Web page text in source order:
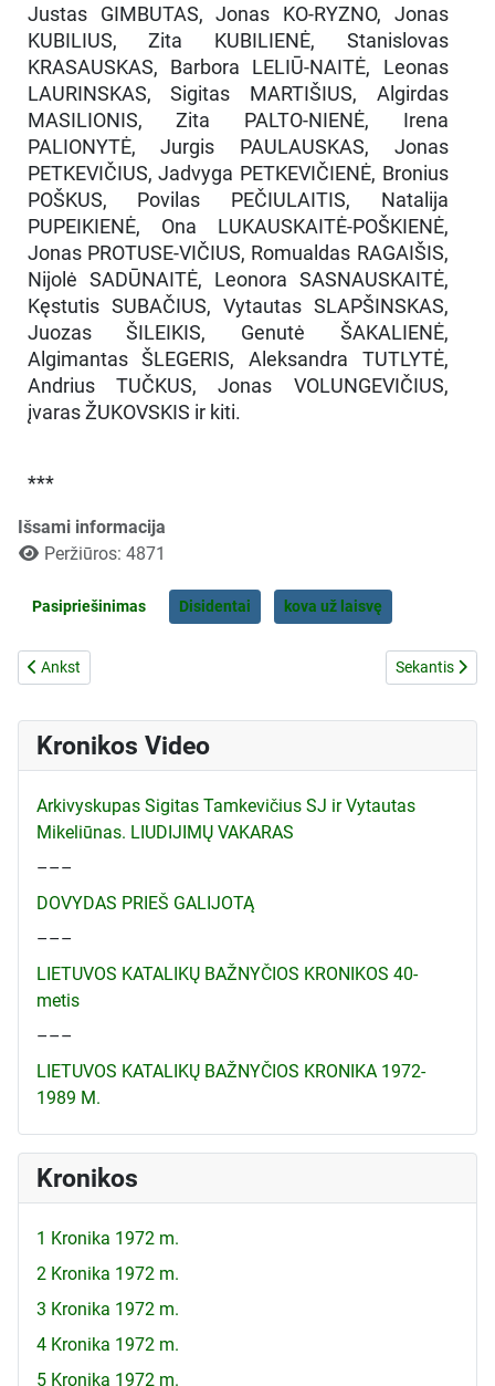
Justas GIMBUTAS, Jonas KO-RYZNO, Jonas
KUBILIUS, Zita KUBILIENĖ, Stanislovas
KRASAUSKAS, Barbora LELIŪ-NAITĖ, Leonas
LAURINSKAS, Sigitas MARTIŠIUS, Algirdas
MASILIONIS, Zita PALTO-NIENĖ, Irena
PALIONYTĖ, Jurgis PAULAUSKAS, Jonas
PETKEVIČIUS, Jadvyga PETKEVIČIENĖ, Bronius
POŠKUS, Povilas PEČIULAITIS, Natalija
PUPEIKIENĖ, Ona LUKAUSKAITĖ-POŠKIENĖ,
Jonas PROTUSE-VIČIUS, Romualdas RAGAIŠIS,
Nijolė SADŪNAITĖ, Leonora SASNAUSKAITĖ,
Kęstutis SUBAČIUS, Vytautas SLAPŠINSKAS,
Juozas ŠILEIKIS, Genutė ŠAKALIENĖ,
Algimantas ŠLEGERIS, Aleksandra TUTLYTĖ,
Andrius TUČKUS, Jonas VOLUNGEVIČIUS,
įvaras ŽUKOVSKIS ir kiti.
***
Išsami informacija
Peržiūros: 4871
Pasipriešinimas Disidentai kova už laisvę
Ankstesnis straipsnis: Aušra Nr.29 - Turinys
Ankst Kitas
Sekantis
Kronikos Video
Arkivyskupas Sigitas Tamkevičius SJ ir Vytautas
Mikeliūnas. LIUDIJIMŲ VAKARAS
–––
DOVYDAS PRIEŠ GALIJOTĄ
–––
LIETUVOS KATALIKŲ BAŽNYČIOS KRONIKOS 40-
metis
–––
LIETUVOS KATALIKŲ BAŽNYČIOS KRONIKA 1972-
1989 M.
Kronikos
1 Kronika 1972 m.
2 Kronika 1972 m.
3 Kronika 1972 m.
4 Kronika 1972 m.
5 Kronika 1972 m.